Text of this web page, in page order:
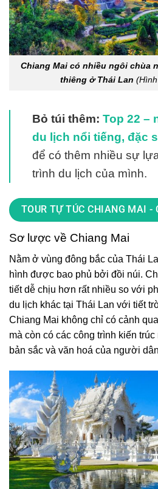
Chiang Mai có nhiều ngôi chùa
thiêng ở Thái Lan
Bỏ túi thêm: Top 22 –
du lịch nổi tiếng, đặc
để có thêm nhiều sự
trình du lịch của mình.
TOUR TỰ TÚC CHIANG MAI -
Sơ lược về Chiang Mai
Nằm ở vùng đông bắc của Thái
hình được bao phủ bởi đồi núi.
tiết dễ chịu hơn rất nhiều so với
du lịch khác tại Thái Lan với tiết
Chiang Mai không chỉ có cảnh
mà còn có các công trình kiến
bản sắc và văn hoá của người